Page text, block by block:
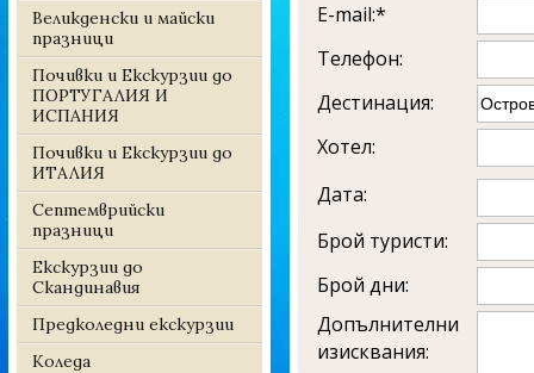
Великденски и майски
празници
Почивки и Екскурзии до
ПОРТУГАЛИЯ И
ИСПАНИЯ
Почивки и Екскурзии до
ИТАЛИЯ
Септемврийски
празници
Екскурзии до
Скандинавия
Предколедни екскурзии
Коледа
E-mail:*
Телефон:
Дестинация:
Хотел:
Дата:
Брой туристи:
Брой дни:
Допълнителни
изисквания: